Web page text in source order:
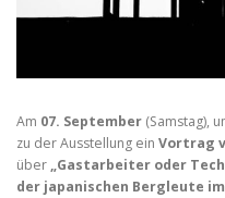
Am 07. September (Samstag),
zu der Ausstellung ein Vortrag
über „Gastarbeiter oder
der japanischen Bergleute